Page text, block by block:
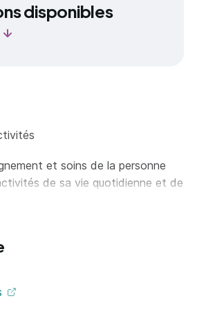
disponibles
et soins de la personne
de sa vie quotidienne et de
œuvre de soins adaptés en
avec l'infirmier en intégrant la
et accompagnement des